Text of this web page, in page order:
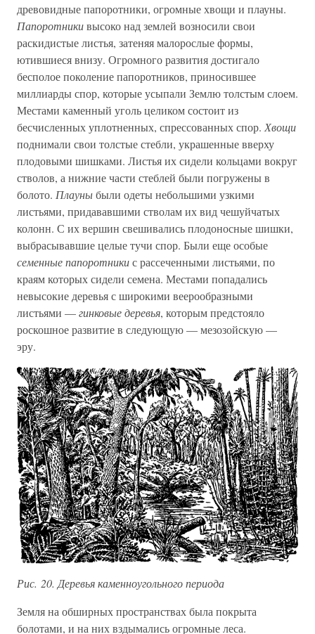
древовидные папоротники, огромные хвощи и плауны.
Папоротникивысоко над землей возносили свои
раскидистые листья, затеняя малорослые формы,
ютившиеся внизу. Огромного развития достигало
бесполое поколение папоротников, приносившее
миллиарды спор, которые усыпали Землю толстым слоем.
Местами каменный уголь целиком состоит из
бесчисленных уплотненных, спрессованных спор. Хвощи
поднимали свои толстые стебли, украшенные вверху
плодовыми шишками. Листья их сидели кольцами вокруг
стволов, а нижние части стеблей были погружены в
болото. Плауныбыли одеты небольшими узкими
листьями, придававшими стволам их вид чешуйчатых
колонн. С их вершин свешивались плодоносные шишки,
выбрасывавшие целые тучи спор. Были еще особые
семенные папоротникис рассеченными листьями, по
краям которых сидели семена. Местами попадались
невысокие деревья с широкими веерообразными
листьями —гинковые деревья, которым предстояло
роскошное развитие в следующую — мезозойскую —
эру.
Рис. 20. Деревья каменноугольного периода
Земля на обширных пространствах была покрыта
болотами, и на них вздымались огромные леса.